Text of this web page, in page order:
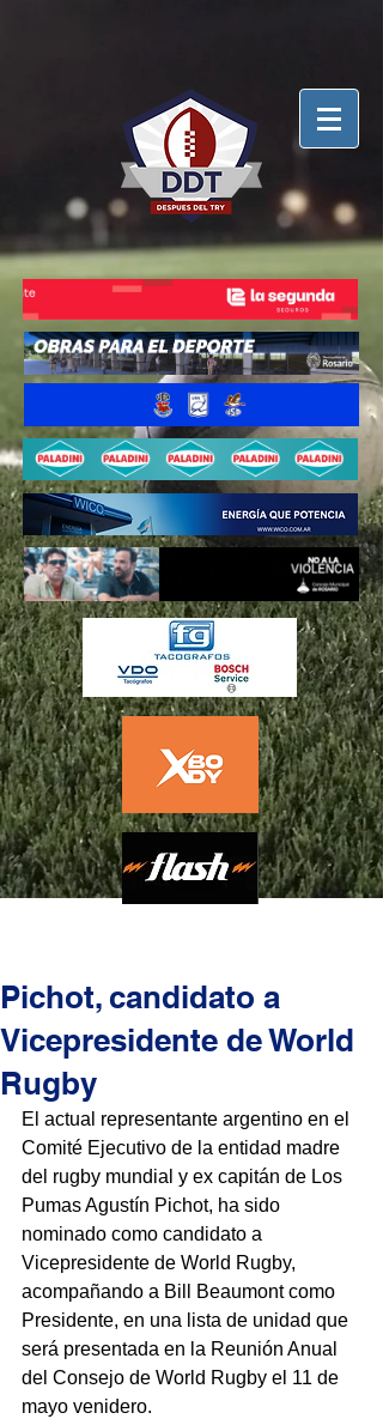
Pichot, candidato a
Vicepresidente de World
Rugby
El actual representante argentino en el
Comité Ejecutivo de la entidad madre
del rugby mundial y ex capitán de Los
Pumas Agustín Pichot, ha sido
nominado como candidato a
Vicepresidente de World Rugby,
acompañando a Bill Beaumont como
Presidente, en una lista de unidad que
será presentada en la Reunión Anual
del Consejo de World Rugby el 11 de
mayo venidero.